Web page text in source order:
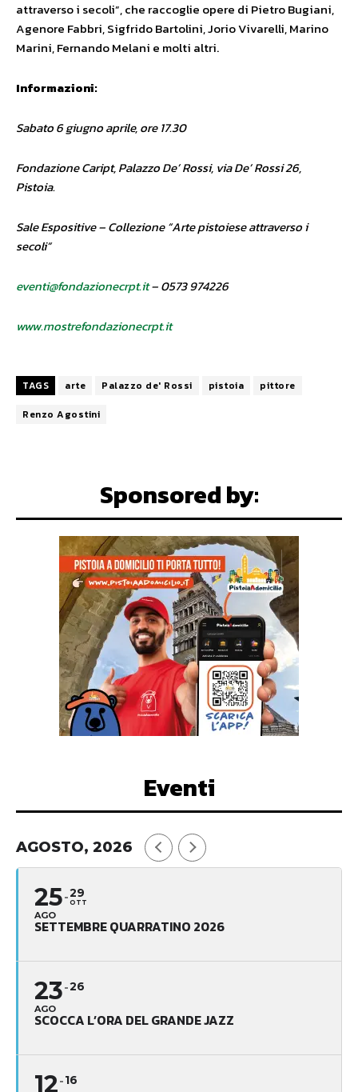
attraverso i secoli”, che raccoglie opere di Pietro Bugiani,
Agenore Fabbri, Sigfrido Bartolini, Jorio Vivarelli, Marino
Marini, Fernando Melani e molti altri.
Informazioni:
Sabato 6 giugno aprile, ore 17.30
Fondazione Caript, Palazzo De’ Rossi, via De’ Rossi 26,
Pistoia.
Sale Espositive – Collezione “Arte pistoiese attraverso i
secoli”
eventi@fondazionecrpt.it– 0573 974226
www.mostrefondazionecrpt.it
TAGS arte Palazzo de' Rossi pistoia
pittore
Renzo Agostini
Sponsored by:
Eventi
AGOSTO, 2026
25
AGO
29
OTT
SETTEMBRE QUARRATINO 2026
23
AGO
26
SCOCCA L’ORA DEL GRANDE JAZZ
12 16